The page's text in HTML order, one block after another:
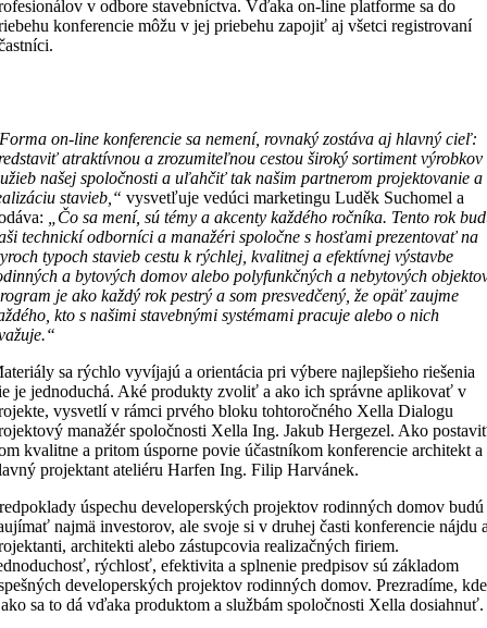
v odbore stavebníctva. Vďaka on-line platforme sa do
konferencie môžu v jej priebehu zapojiť aj všetci registrovaní
on-line konferencie sa nemení, rovnaký zostáva aj hlavný cieľ:
atraktívnou a zrozumiteľnou cestou široký sortiment výrobkov
našej spoločnosti a uľahčiť tak našim partnerom projektovanie a
stavieb,“ vysvetľuje vedúci marketingu Luděk Suchomel a
„Čo sa mení, sú témy a akcenty každého ročníka. Tento rok
technickí odborníci a manažéri spoločne s hosťami prezentovať na
typoch stavieb cestu k rýchlej, kvalitnej a efektívnej výstavbe
a bytových domov alebo polyfunkčných a nebytových
je ako každý rok pestrý a som presvedčený, že opäť zaujme
kto s našimi stavebnými systémami pracuje alebo o nich
sa rýchlo vyvíjajú a orientácia pri výbere najlepšieho riešenia
je jednoduchá. Aké produkty zvoliť a ako ich správne aplikovať v
vysvetlí v rámci prvého bloku tohtoročného Xella Dialogu
manažér spoločnosti Xella Ing. Jakub Hergezel. Ako
kvalitne a pritom úsporne povie účastníkom konferencie architekt a
projektant ateliéru Harfen Ing. Filip Harvánek.
úspechu developerských projektov rodinných domov budú
najmä investorov, ale svoje si v druhej časti konferencie nájdu
architekti alebo zástupcovia realizačných firiem.
rýchlosť, efektivita a splnenie predpisov sú základom
developerských projektov rodinných domov. Prezradíme, kde
sa to dá vďaka produktom a službám spoločnosti Xella dosiahnuť.